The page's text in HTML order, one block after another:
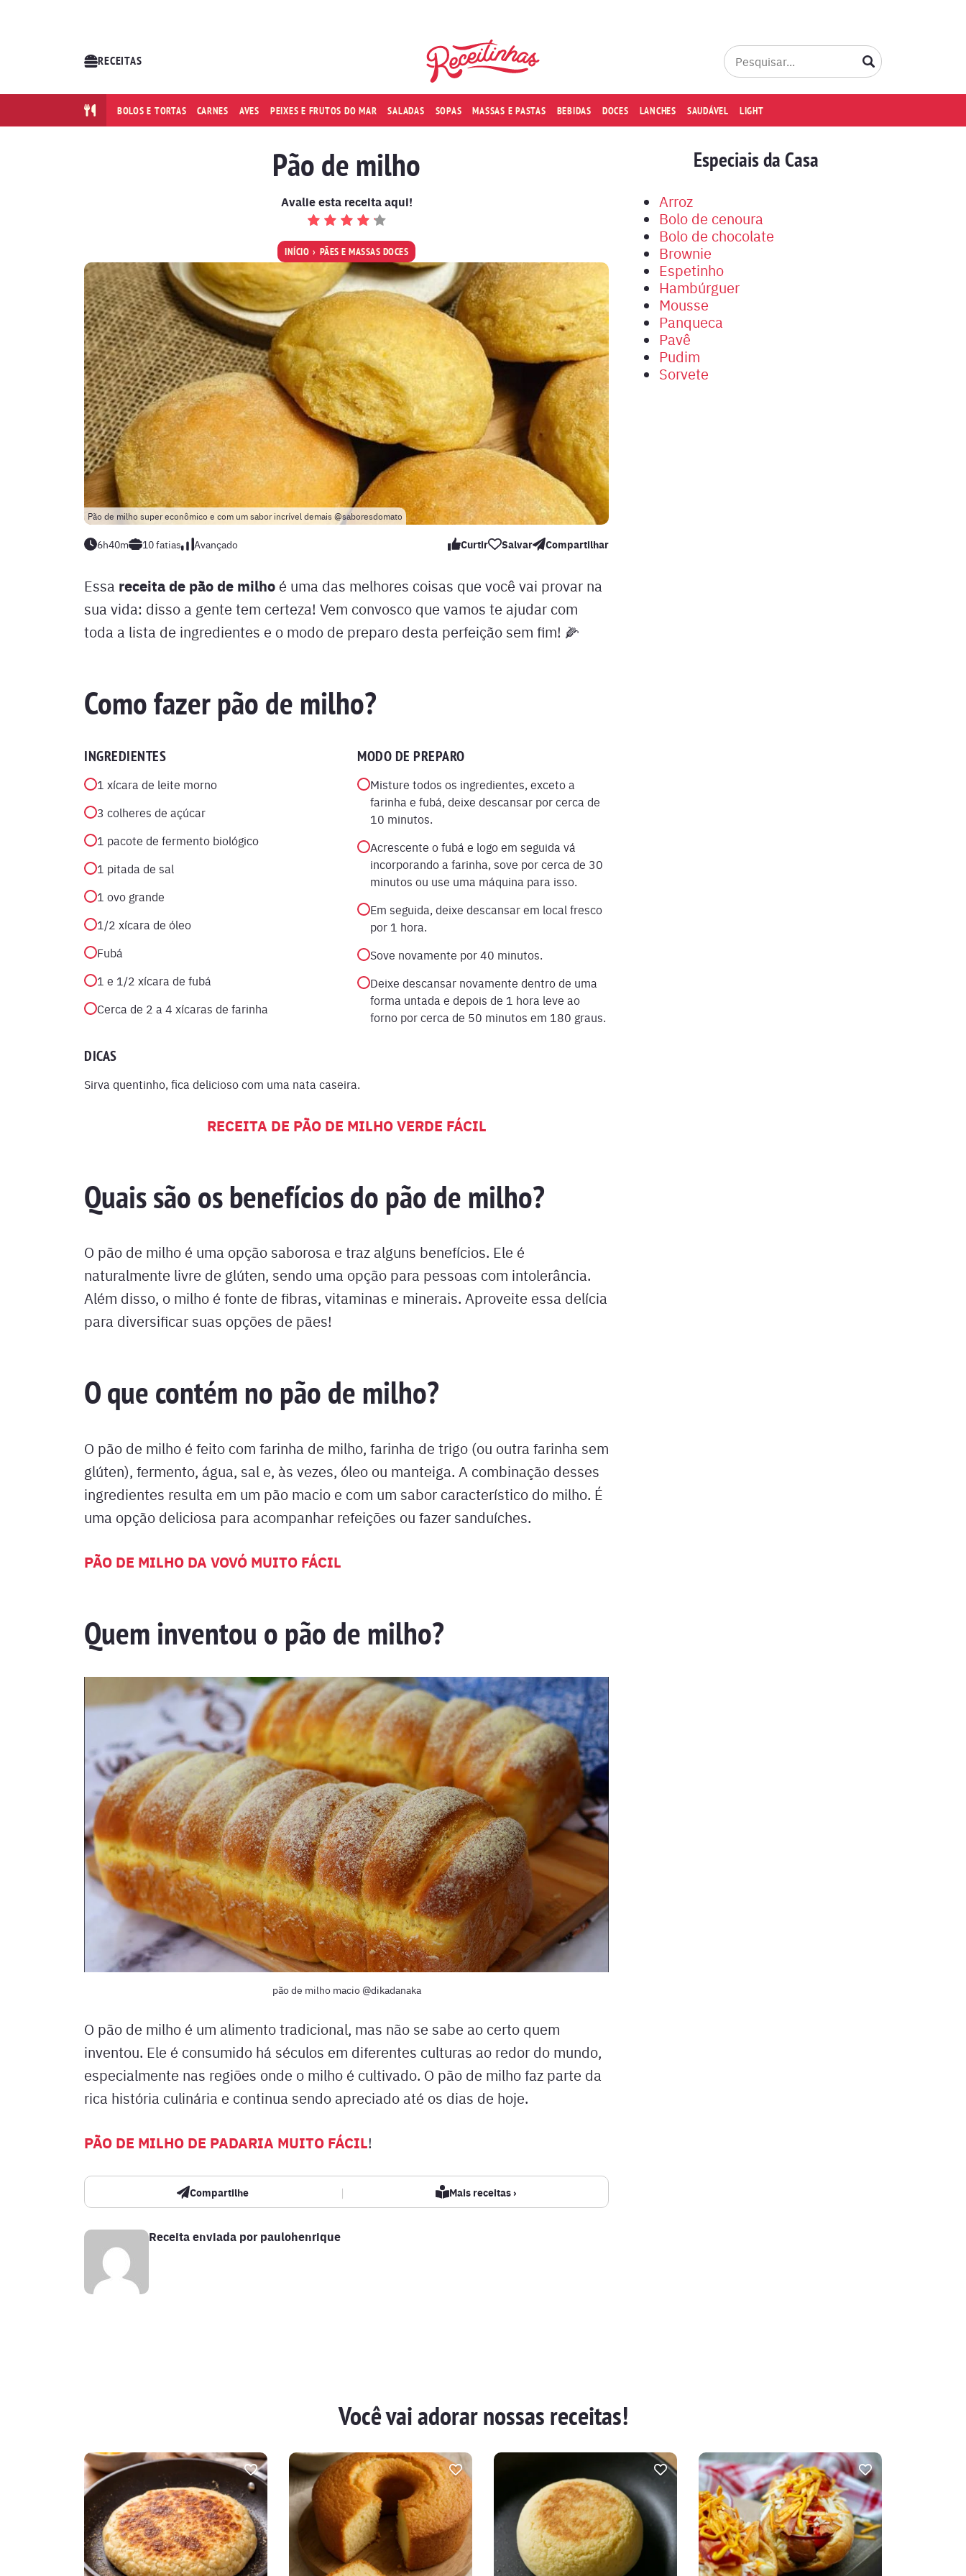
RECEITAS
BOLOS E TORTAS CARNES AVES PEIXES E FRUTOS DO MAR SALADAS SOPAS MASSAS E PASTAS BEBIDAS DOCES LANCHES SAUDÁVEL LIGHT
Pão de milho
Avalie esta receita aqui!
INÍCIO PÃES E MASSAS DOCES
Pão de milho super econômico e com um sabor incrível demais @saboresdomato
6h40m 10fatias Avançado Curtir Salvar Compartilhar
Essa receita de pão de milho é uma das melhores coisas que você vai provar na
sua vida: disso a gente tem certeza! Vem convosco que vamos te ajudar com
toda a lista de ingredientes e o modo de preparo desta perfeição sem fim! 🌽
Como fazer pão de milho?
INGREDIENTES
1 xícara de leite morno
3 colheres de açúcar
1 pacote de fermento biológico
1 pitada de sal
1 ovo grande
1/2 xícara de óleo
Fubá
1 e 1/2 xícara de fubá
Cerca de 2 a 4 xícaras de farinha
MODO DE PREPARO
Misture todos os ingredientes, exceto a
farinha e fubá, deixe descansar por cerca de
10 minutos.
Acrescente o fubá e logo em seguida vá
incorporando a farinha, sove por cerca de 30
minutos ou use uma máquina para isso.
Em seguida, deixe descansar em local fresco
por 1 hora.
Sove novamente por 40 minutos.
Deixe descansar novamente dentro de uma
forma untada e depois de 1 hora leve ao
forno por cerca de 50 minutos em 180 graus.
DICAS
Sirva quentinho, fica delicioso com uma nata caseira.
RECEITA DE PÃO DE MILHO VERDE FÁCIL
Quais são os benefícios do pão de milho?
O pão de milho é uma opção saborosa e traz alguns benefícios. Ele é
naturalmente livre de glúten, sendo uma opção para pessoas com intolerância.
Além disso, o milho é fonte de fibras, vitaminas e minerais. Aproveite essa delícia
para diversificar suas opções de pães!
O que contém no pão de milho?
O pão de milho é feito com farinha de milho, farinha de trigo (ou outra farinha sem
glúten), fermento, água, sal e, às vezes, óleo ou manteiga. A combinação desses
ingredientes resulta em um pão macio e com um sabor característico do milho. É
uma opção deliciosa para acompanhar refeições ou fazer sanduíches.
PÃO DE MILHO DA VOVÓ MUITO FÁCIL
Quem inventou o pão de milho?
pão de milho macio @dikadanaka
O pão de milho é um alimento tradicional, mas não se sabe ao certo quem
inventou. Ele é consumido há séculos em diferentes culturas ao redor do mundo,
especialmente nas regiões onde o milho é cultivado. O pão de milho faz parte da
rica história culinária e continua sendo apreciado até os dias de hoje.
PÃO DE MILHO DE PADARIA MUITO FÁCIL!
Compartilhe | Mais receitas ›
Receita enviada porpaulohenrique
Especiais da Casa
Arroz
Bolo de cenoura
Bolo de chocolate
Brownie
Espetinho
Hambúrguer
Mousse
Panqueca
Pavê
Pudim
Sorvete
Você vai adorar nossas receitas!